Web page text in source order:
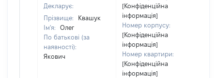
Декларує:
Прізвище:
Квашук
Ім'я:
Олег
По батькові (за
наявності):
Якович
[Конфіденційна
інформація]
Номер корпусу:
[Конфіденційна
інформація]
Номер квартири:
[Конфіденційна
інформація]